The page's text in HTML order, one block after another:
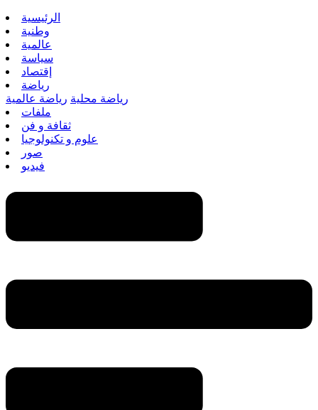
الرئيسية
وطنية
عالمية
سياسة
إقتصاد
رياضة
رياضة محلية رياضة عالمية
ملفات
ثقافة و فن
علوم و تكنولوجيا
صور
فيديو